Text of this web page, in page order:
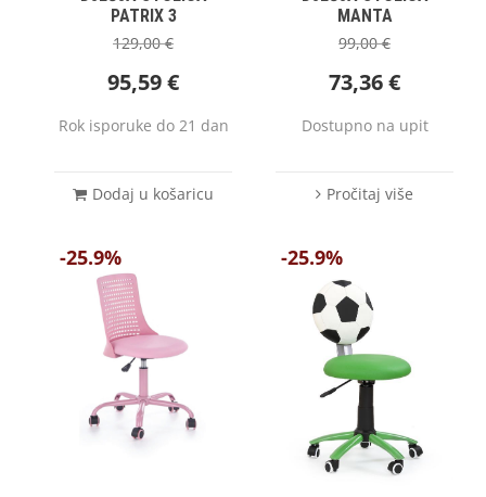
PATRIX 3
129,00€
95,59€
Rok isporuke do 21 dan
Dodaj u košaricu
MANTA
99,00€
73,36€
Dostupno na upit
Pročitaj više
-25.9% -25.9%